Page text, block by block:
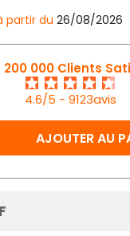
partir du 26/08/2026
200 000 Clients
4.6/5 - 9123avis
AJOUTER AU